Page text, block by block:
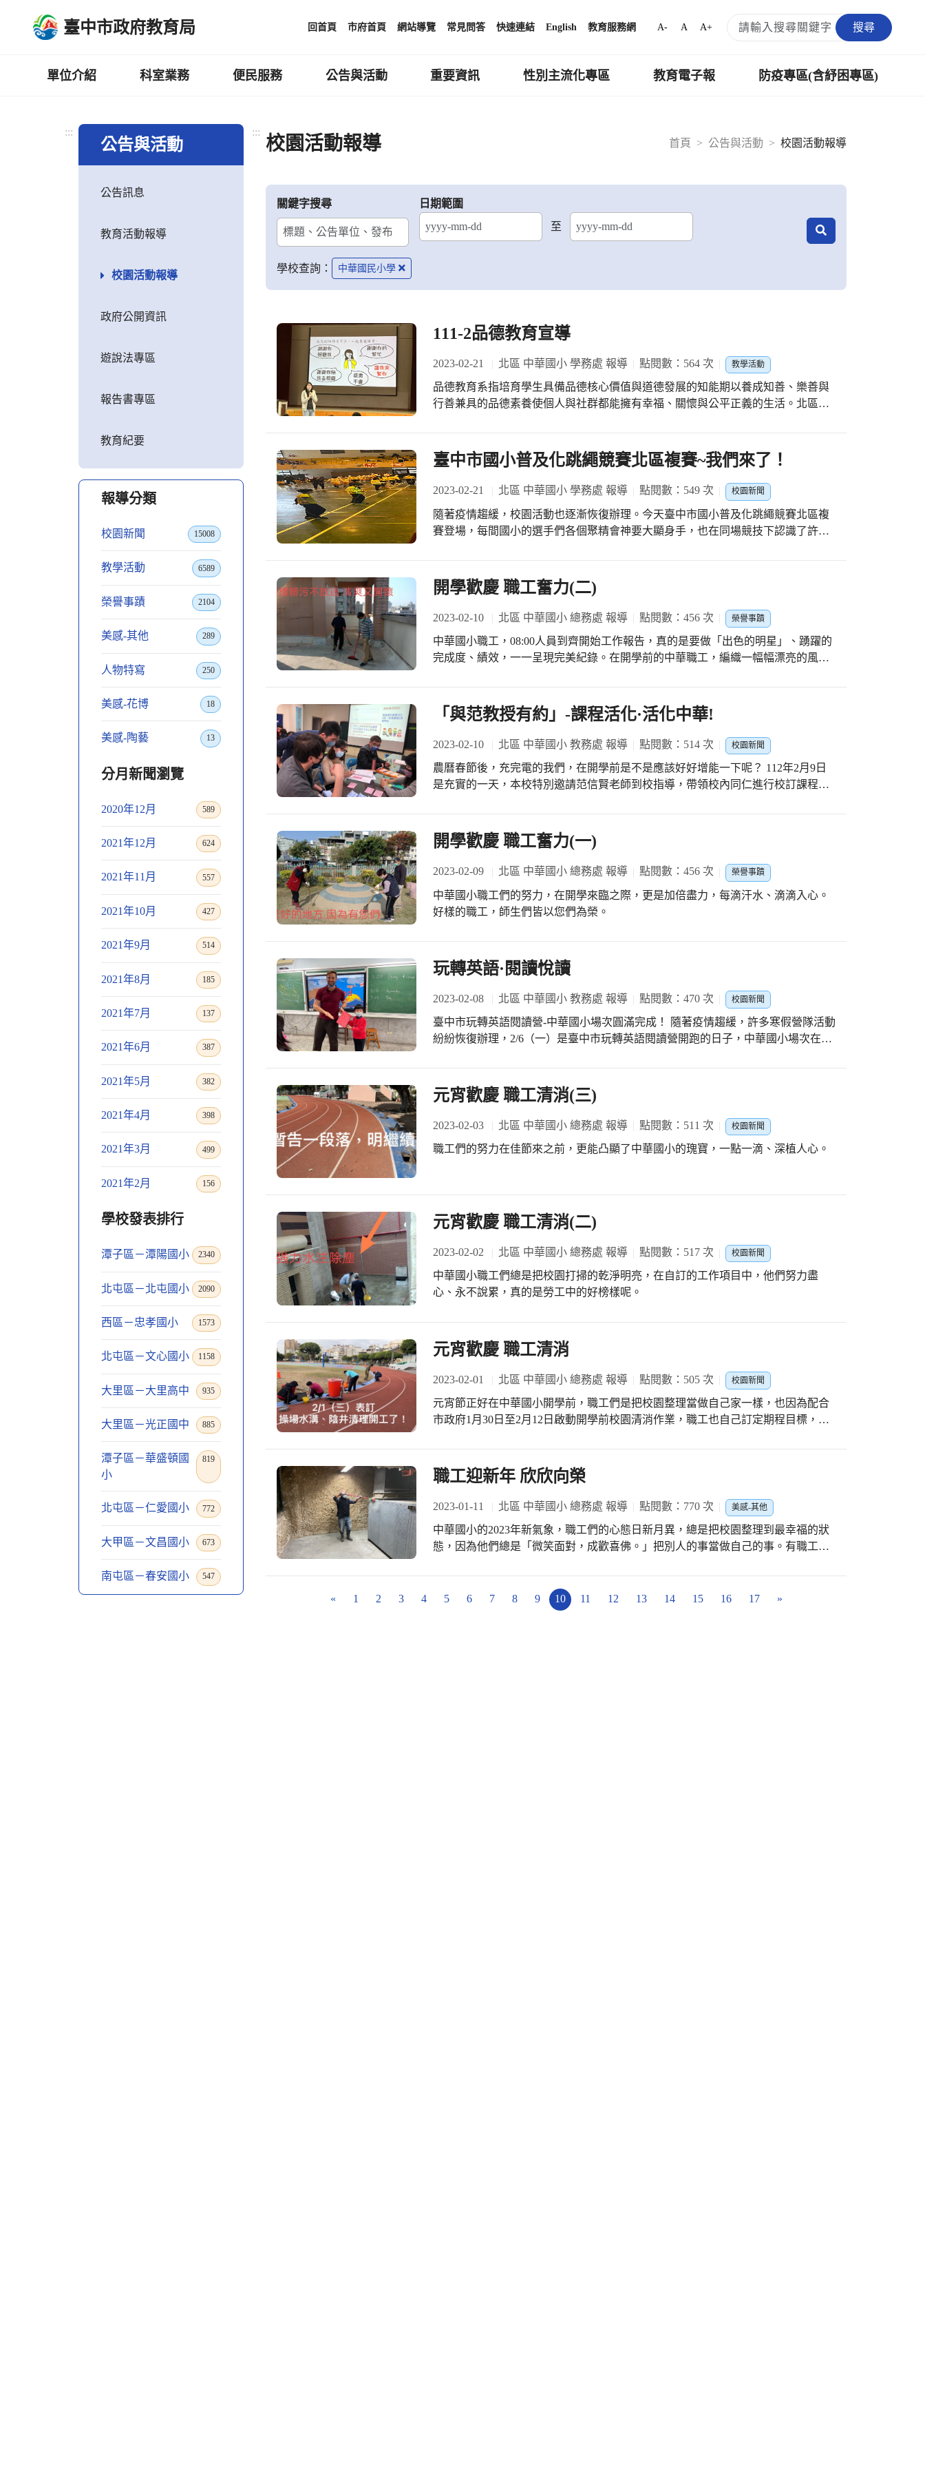
臺中市政府教育局 回首頁 市府首頁 網站導覽 常見問答 快速連結 English 教育服務網 A- A A+ 搜尋
單位介紹 科室業務 便民服務 公告與活動 重要資訊 性別主流化專區 教育電子報 防疫專區(含紓困專區)
:::
公告與活動
公告訊息
教育活動報導
校園活動報導
政府公開資訊
遊說法專區
報告書專區
教育紀要
報導分類
校園新聞 15008
教學活動 6589
榮譽事蹟 2104
美感-其他 289
人物特寫 250
美感-花博 18
美感-陶藝 13
分月新聞瀏覽
2020年12月 589
2021年12月 624
2021年11月 557
2021年10月 427
2021年9月 514
2021年8月 185
2021年7月 137
2021年6月 387
2021年5月 382
2021年4月 398
2021年3月 499
2021年2月 156
學校發表排行
潭子區－潭陽國小 2340
北屯區－北屯國小 2090
西區－忠孝國小 1573
北屯區－文心國小 1158
大里區－大里高中 935
大里區－光正國中 885
潭子區－華盛頓國
小
819
北屯區－仁愛國小 772
大甲區－文昌國小 673
南屯區－春安國小 547
:::
首頁
公告與活動 校園活動報導
校園活動報導
關鍵字搜尋
日期範圍
至
結束日期
學校查詢： 中華國民小學
111-2品德教育宣導
2023-02-21 北區 中華國小 學務處 報導 點閱數：564 次 教學活動
品德教育系指培育學生具備品德核心價值與道德發展的知能期以養成知善、樂善與
行善兼具的品德素養使個人與社群都能擁有幸福、關懷與公平正義的生活。北區中
並進而付諸行動於生活中。
臺中市國小普及化跳繩競賽北區複賽~我們來了！
2023-02-21 北區 中華國小 學務處 報導 點閱數：549 次 校園新聞
隨著疫情趨緩，校園活動也逐漸恢復辦理。今天臺中市國小普及化跳繩競賽北區複
賽登場，每間國小的選手們各個聚精會神要大顯身手，也在同場競技下認識了許多
開學歡慶 職工奮力(二)
2023-02-10 北區 中華國小 總務處 報導 點閱數：456 次 榮譽事蹟
中華國小職工，08:00人員到齊開始工作報告，真的是要做「出色的明星」、踴躍的
完成度、績效，一一呈現完美紀錄。在開學前的中華職工，編織一幅幅漂亮的風
「與范教授有約」-課程活化·活化中華!
2023-02-10 北區 中華國小 教務處 報導 點閱數：514 次 校園新聞
農曆春節後，充完電的我們，在開學前是不是應該好好增能一下呢？ 112年2月9日
是充實的一天，本校特別邀請范信賢老師到校指導，帶領校內同仁進行校訂課程素
念。 中午時間，校內課程領導相關人員，與范老師一同餐敘，分享了學校周邊的知
名美食-阿裕壽司，在學術的談話中，搭配優雅的咖啡香與茶香，用輕鬆的話語拉近
了你我之間的距離，我想…一群志同道合的人坐在一起談天，就是這樣純粹的幸福
吧！ 藉著這難得的機會，在下午時段，打鐵趁熱，我們召開了中華國小課程發展專
家諮詢會議，從校訂課程規劃到課程評鑑，艱深且專業的詞彙，在范老師豐富的經
驗魔法中與專業的解析，開創了大家的視野，讓中華課程的推動多了無限的可能！
開學歡慶 職工奮力(一)
2023-02-09 北區 中華國小 總務處 報導 點閱數：456 次 榮譽事蹟
中華國小職工們的努力，在開學來臨之際，更是加倍盡力，每滴汗水、滴滴入心。
好樣的職工，師生們皆以您們為榮。
玩轉英語·閱讀悅讀
2023-02-08 北區 中華國小 教務處 報導 點閱數：470 次 校園新聞
臺中市玩轉英語閱讀營-中華國小場次圓滿完成！ 隨著疫情趨緩，許多寒假營隊活動
紛紛恢復辦理，2/6（一）是臺中市玩轉英語閱讀營開跑的日子，中華國小場次在第
上「玩轉英語閱讀營」的海報，進行各項佈置，並協助報到工作，本校麗蓉校長更
在穿堂親切迎接這些來自不同學校的孩子們，同仁們看著這些孩子期待的臉龐，讓
這特別的一天話上了溫馨的開場白。 外籍英語教師Peter準備了許多活動，也自編繪
本，搭配中師立茵老師的引導，透過遊戲及生動活潑的肢體語言，很快就和孩子打
成一片，雖然許多孩子今天是第一次見面，不過從上午的破冰遊戲、繪本故事教
元宵歡慶 職工清消(三)
2023-02-03 北區 中華國小 總務處 報導 點閱數：511 次 校園新聞
職工們的努力在佳節來之前，更能凸顯了中華國小的瑰寶，一點一滴、深植人心。
元宵歡慶 職工清消(二)
2023-02-02 北區 中華國小 總務處 報導 點閱數：517 次 校園新聞
中華國小職工們總是把校園打掃的乾淨明亮，在自訂的工作項目中，他們努力盡
心、永不說累，真的是勞工中的好榜樣呢。
元宵歡慶 職工清消
2023-02-01 北區 中華國小 總務處 報導 點閱數：505 次 校園新聞
元宵節正好在中華國小開學前，職工們是把校園整理當做自己家一樣，也因為配合
市政府1月30日至2月12日啟動開學前校園清消作業，職工也自己訂定期程目標，努
職工迎新年 欣欣向榮
2023-01-11 北區 中華國小 總務處 報導 點閱數：770 次 美感-其他
中華國小的2023年新氣象，職工們的心態日新月異，總是把校園整理到最幸福的狀
態，因為他們總是「微笑面對，成歡喜佛。」把別人的事當做自己的事。有職工如
« 1 2 3 4 5 6 7 8 9 10 11 12 13 14 15 16 17 »